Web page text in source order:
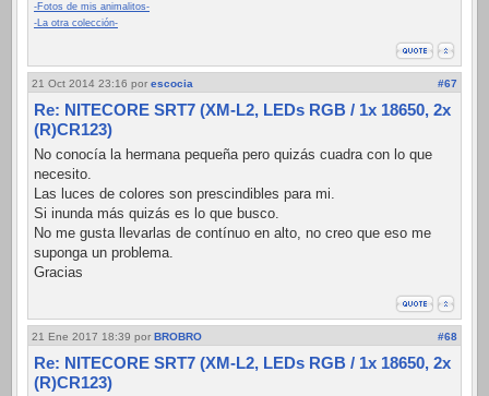
-Fotos de mis animalitos-
-La otra colección-
21 Oct 2014 23:16 por escocia #67
Re: NITECORE SRT7 (XM-L2, LEDs RGB / 1x 18650, 2x
(R)CR123)
No conocía la hermana pequeña pero quizás cuadra con lo que
necesito.
Las luces de colores son prescindibles para mi.
Si inunda más quizás es lo que busco.
No me gusta llevarlas de contínuo en alto, no creo que eso me
suponga un problema.
Gracias
21 Ene 2017 18:39 por BROBRO #68
Re: NITECORE SRT7 (XM-L2, LEDs RGB / 1x 18650, 2x
(R)CR123)